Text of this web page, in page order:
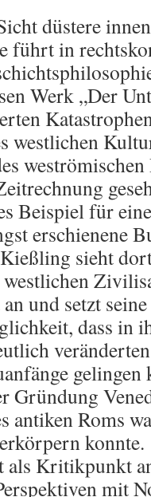
düstere
führt in
Werk „Der
westlichen
Beispiel für
erschienene
sieht
und setzt
dass in
gelingen
Gründung
antiken Roms
konnte.
als Kritikpunkt
mit